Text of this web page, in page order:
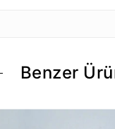
Benzer